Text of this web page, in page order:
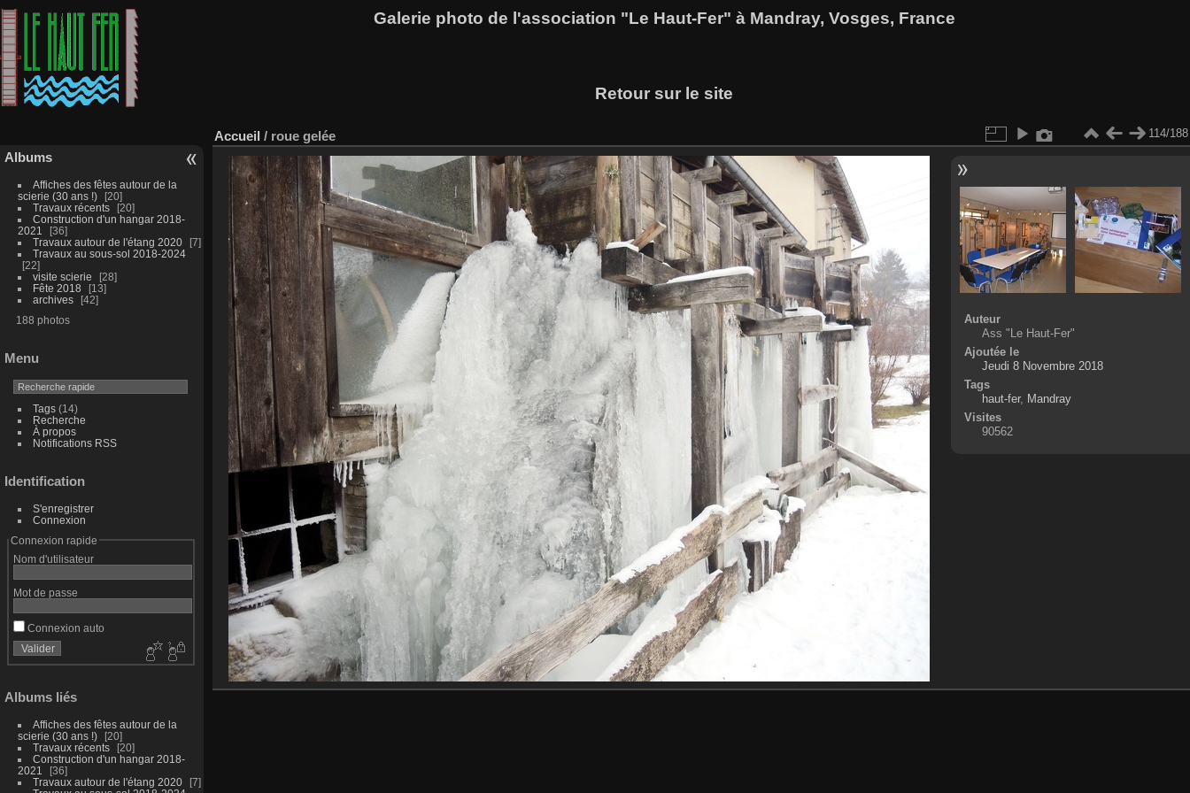
Galerie photo de l'association "Le Haut-Fer" à Mandray, Vosges, France
Retour sur le site
Albums
Affiches des fêtes autour de la
scierie (30 ans !)
20
Travaux récents
20
Construction d'un hangar 2018-
2021
36
Travaux autour de l'étang 2020
7
Travaux au sous-sol 2018-2024
22
visite scierie
28
Fête 2018
13
archives
42
188 photos
Menu
Tags(14)
Recherche
À propos
Notifications RSS
Identification
S'enregistrer
Connexion
Connexion rapide
Nom d'utilisateur
Mot de passe
Connexion auto
Albums liés
Affiches des fêtes autour de la
scierie (30 ans !)
20
Travaux récents
20
Construction d'un hangar 2018-
2021
36
Travaux autour de l'étang 2020
7
Accueil / roue gelée 114/188
Auteur
Ass "Le Haut-Fer"
Ajoutée le
Jeudi 8 Novembre 2018
Tags
haut-fer, Mandray
Visites
90562